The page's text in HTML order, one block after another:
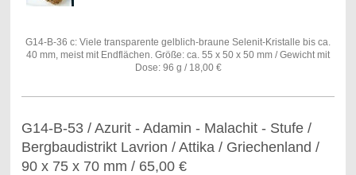
G14-B-36 c: Viele transparente gelblich-braune Selenit-Kristalle bis ca.
40 mm, meist mit Endflächen. Größe: ca. 55 x 50 x 50 mm / Gewicht mit
Dose: 96 g / 18,00 €
G14-B-53 / Azurit - Adamin - Malachit - Stufe /
Bergbaudistrikt Lavrion / Attika / Griechenland /
90 x 75 x 70 mm / 65,00 €